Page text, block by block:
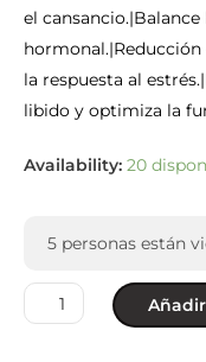
el
la respuesta al
libido y optimiza la
Availability: 20
5 personas están